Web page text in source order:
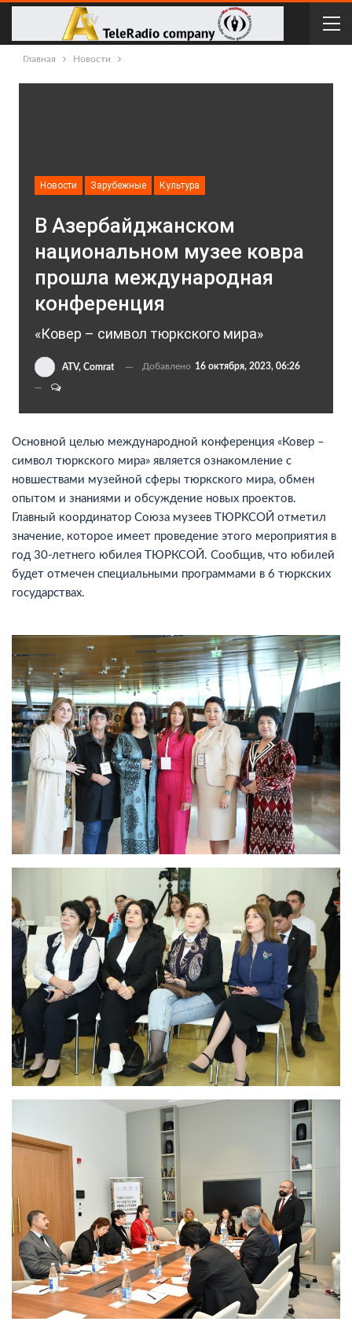
Главная Новости
Новости Зарубежные Культура
В Азербайджанском
национальном музее ковра
прошла международная
конференция
«Ковер – символ тюркского мира»
ATV, Comrat Добавлено 16 октября, 2023, 06:26
Основной целью международной конференция «Ковер –
символ тюркского мира» является ознакомление с
новшествами музейной сферы тюркского мира, обмен
опытом и знаниями и обсуждение новых проектов.
Главный координатор Союза музеев ТЮРКСОЙ отметил
значение, которое имеет проведение этого мероприятия в
год 30-летнего юбилея ТЮРКСОЙ. Сообщив, что юбилей
будет отмечен специальными программами в 6 тюркских
государствах.